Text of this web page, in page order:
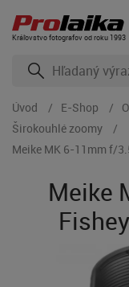
Kráľovstvo fotografov od roku 1993
Úvod E-Shop
Širokouhlé zoomy
Meike MK 6-11mm f/
Meike